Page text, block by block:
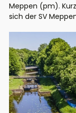
Meppen (pm).
sich der SV